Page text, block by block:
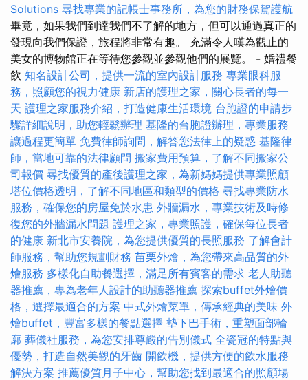
Solutions 尋找專業的記帳士事務所，為您的財務保駕護航
畢竟，如果我們到達我們不了解的地方，但可以通過真正的
發現向我們保證，旅程將非常有趣。 充滿令人嘆為觀止的
美女的博物館正在等待您參觀並參觀他們的展覽。 - 婚禮餐
飲 知名設計公司，提供一流的室內設計服務 專業眼科服
務，照顧您的視力健康 新店的護理之家，關心長者的每一
天 護理之家服務介紹，打造健康生活環境 台胞證的申請步
驟詳細說明，助您輕鬆辦理 基隆的台胞證辦理，專業服務
讓過程更簡單 免費律師詢問，解答您法律上的疑惑 基隆律
師，當地可靠的法律顧問 搬家費用預算，了解不同搬家公
司報價 尋找優質的產後護理之家，為新媽媽提供專業照顧
塔位價格透明，了解不同地區和類型的價格 尋找專業防水
服務，確保您的房屋免於水患 外牆漏水，專業技術及時修
復您的外牆漏水問題 護理之家，專業照護，確保每位長者
的健康 新北市安養院，為您提供優質的長照服務 了解會計
師服務，幫助您規劃財務 苗栗外燴，為您帶來高品質的外
燴服務 多樣化自助餐選擇，滿足所有賓客的需求 老人助聽
器推薦，專為老年人設計的助聽器推薦 探索buffet外燴價
格，選擇最適合的方案 中式外燴菜單，傳承經典的美味 外
燴buffet，豐富多樣的餐點選擇 墊下巴手術，重塑面部輪
廓 葬儀社服務，為您安排尊嚴的告別儀式 全瓷冠的特點與
優勢，打造自然美觀的牙齒 開飲機，提供方便的飲水服務
解決方案 推薦優質月子中心，幫助您找到最適合的照顧場